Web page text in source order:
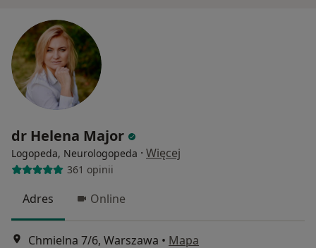
dr Helena Major
Logopeda, Neurologopeda · Więcej
361 opinii
Adres Online
Chmielna 7/6, Warszawa • Mapa